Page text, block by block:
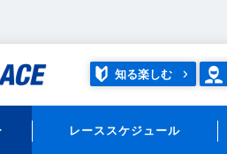
知る楽しむ
レーススケジュール